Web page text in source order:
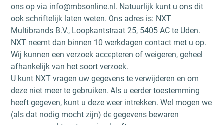
ons op via info@mbsonline.nl. Natuurlijk kunt u ons dit
ook schriftelijk laten weten. Ons adres is: NXT
Multibrands B.V., Loopkantstraat 25, 5405 AC te Uden.
NXT neemt dan binnen 10 werkdagen contact met u op.
Wij kunnen een verzoek accepteren of weigeren, geheel
afhankelijk van het soort verzoek.
U kunt NXT vragen uw gegevens te verwijderen en om
deze niet meer te gebruiken. Als u eerder toestemming
heeft gegeven, kunt u deze weer intrekken. Wel mogen we
(als dat nodig mocht zijn) de gegevens bewaren